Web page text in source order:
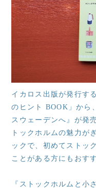
イカロス出版が発行す
のヒント BOOK」から
スウェーデンへ』が発
トックホルムの魅力が
ックで、初めてストッ
ことがある方にもおす
『ストックホルムと小